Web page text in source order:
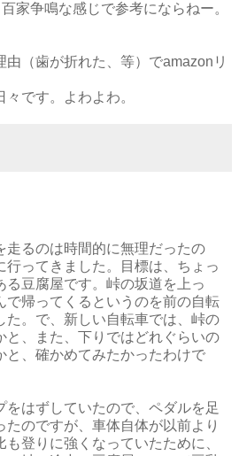
家争鳴な感じで参考にならねー。
由（歯が折れた、等）でamazonリ
です。よわよわ。
走るのは時間的に無理だったの
行ってきました。目標は、ちょっ
る豆腐屋です。峠の坂道を上っ
で帰ってくるというのを前の自転
た。で、新しい自転車では、峠の
と、また、下りではどれぐらいの
と、確かめてみたかったわけで
をはずしていたので、ペダルを足
たのですが、車体自体が以前より
登りに強くなっていたために、